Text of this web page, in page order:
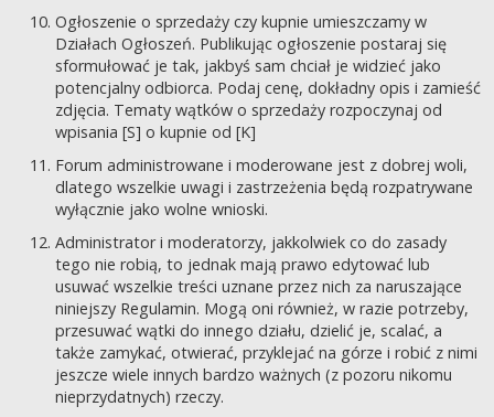
Ogłoszenie o sprzedaży czy kupnie umieszczamy w
Działach Ogłoszeń. Publikując ogłoszenie postaraj się
sformułować je tak, jakbyś sam chciał je widzieć jako
potencjalny odbiorca. Podaj cenę, dokładny opis i zamieść
zdjęcia. Tematy wątków o sprzedaży rozpoczynaj od
wpisania [S] o kupnie od [K]
Forum administrowane i moderowane jest z dobrej woli,
dlatego wszelkie uwagi i zastrzeżenia będą rozpatrywane
wyłącznie jako wolne wnioski.
Administrator i moderatorzy, jakkolwiek co do zasady
tego nie robią, to jednak mają prawo edytować lub
usuwać wszelkie treści uznane przez nich za naruszające
niniejszy Regulamin. Mogą oni również, w razie potrzeby,
przesuwać wątki do innego działu, dzielić je, scalać, a
także zamykać, otwierać, przyklejać na górze i robić z nimi
jeszcze wiele innych bardzo ważnych (z pozoru nikomu
nieprzydatnych) rzeczy.